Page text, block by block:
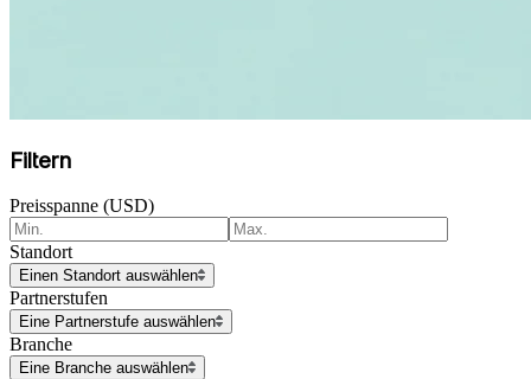
Filtern
Preisspanne (USD)
Standort
Einen Standort auswählen
Partnerstufen
Eine Partnerstufe auswählen
Branche
Eine Branche auswählen